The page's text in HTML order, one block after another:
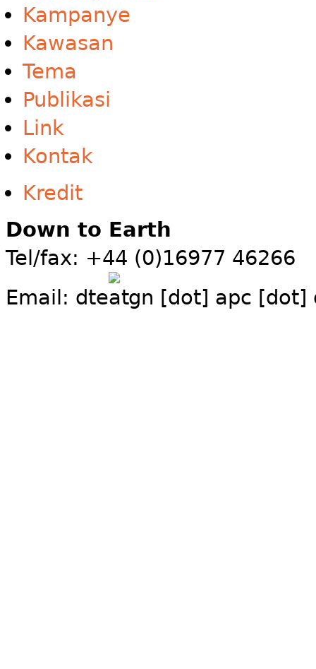
Kampanye
Kawasan
Tema
Publikasi
Link
Kontak
Kredit
Down to Earth
Tel/fax: +44 (0)16977 46266
Email: dte gn [dot] apc [dot]